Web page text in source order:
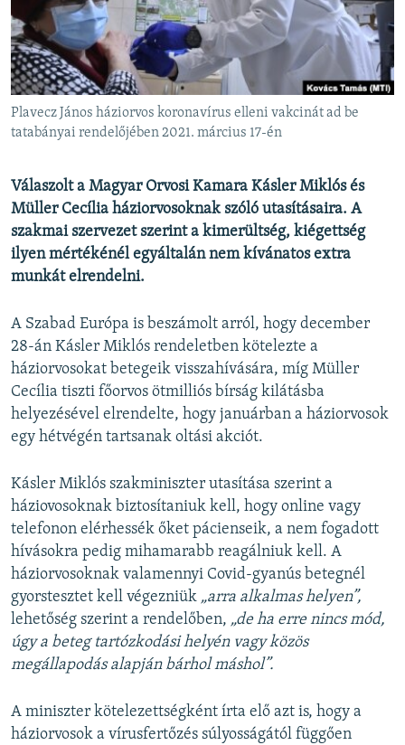
EURÓPAI UNIÓ
VILÁG
KLÍMAVÁLTOZÁS
A MÚLT TANULSÁGAI
Valamennyi RFE/RL weboldal
Plavecz János háziorvos koronavírus elleni vakcinát ad be
tatabányai rendelőjében 2021. március 17-én
Válaszolt a Magyar Orvosi Kamara Kásler Miklós és
Müller Cecília háziorvosoknak szóló utasításaira. A
szakmai szervezet szerint a kimerültség, kiégettség
ilyen mértékénél egyáltalán nem kívánatos extra
munkát elrendelni.
A Szabad Európa is beszámolt arról, hogy december
28-án Kásler Miklós rendeletben kötelezte a
háziorvosokat betegeik visszahívására, míg Müller
Cecília tiszti főorvos ötmilliós bírság kilátásba
helyezésével elrendelte, hogy januárban a háziorvosok
egy hétvégén tartsanak oltási akciót.
Kásler Miklós szakminiszter utasítása szerint a
háziovosoknak biztosítaniuk kell, hogy online vagy
telefonon elérhessék őket pácienseik, a nem fogadott
hívásokra pedig mihamarabb reagálniuk kell. A
háziorvosoknak valamennyi Covid-gyanús betegnél
gyorstesztet kell végezniük „arra alkalmas helyen”,
lehetőség szerint a rendelőben, „de ha erre nincs mód,
úgy a beteg tartózkodási helyén vagy közös
megállapodás alapján bárhol máshol”.
A miniszter kötelezettségként írta elő azt is, hogy a
háziorvosok a vírusfertőzés súlyosságától függően